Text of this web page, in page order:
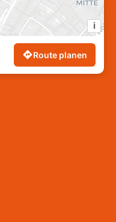
i
Route planen